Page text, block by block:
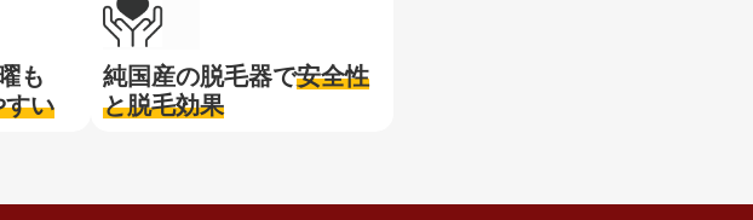
も
すい
純国産の脱毛器で安全性
と脱毛効果